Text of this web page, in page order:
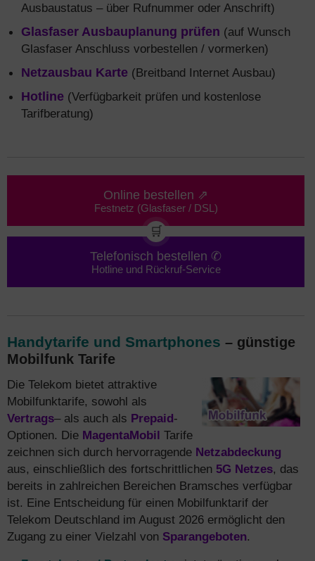
Ausbaustatus – über Rufnummer oder Anschrift)
Glasfaser Ausbauplanung prüfen (auf Wunsch
Glasfaser Anschluss vorbestellen / vormerken)
Netzausbau Karte (Breitband Internet Ausbau)
Hotline (Verfügbarkeit prüfen und kostenlose
Tarifberatung)
Online bestellen ⇗
Festnetz (Glasfaser / DSL)
🛒
Telefonisch bestellen ✆
Hotline und Rückruf-Service
Handytarife und Smartphones – günstige
Mobilfunk Tarife
Die Telekom bietet attraktive
Mobilfunktarife, sowohl als
Vertrags– als auch als Prepaid-
Optionen. Die MagentaMobil Tarife
zeichnen sich durch hervorragende Netzabdeckung
aus, einschließlich des fortschrittlichen 5G Netzes, das
bereits in zahlreichen Bereichen Bramsches verfügbar
ist. Eine Entscheidung für einen Mobilfunktarif der
Telekom Deutschland im August 2026 ermöglicht den
Zugang zu einer Vielzahl von Sparangeboten.